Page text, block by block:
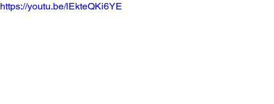
https://youtu.be/lEkteQKi6YE